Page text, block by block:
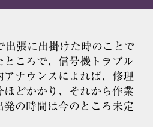
張に出掛けた時のことで
ところで、信号機トラブル
アナウンスによれば、修理
ほどかかり、それから作業
発の時間は今のところ未定